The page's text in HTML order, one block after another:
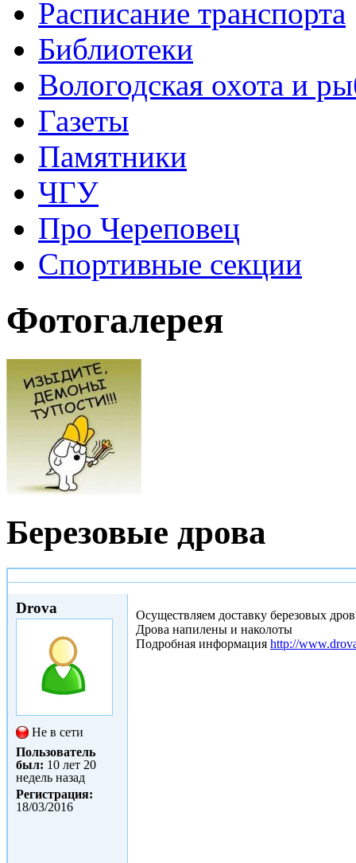
Расписание транспорта
Библиотеки
Вологодская охота и
Газеты
Памятники
ЧГУ
Про Череповец
Спортивные секции
Фотогалерея
Березовые дрова
Drova
Не в сети
Пользователь
был: 10 лет 20
недель назад
Регистрация:
18/03/2016
Осуществляем доставку березовых
Дрова напилены и наколоты
Подробная информация http://